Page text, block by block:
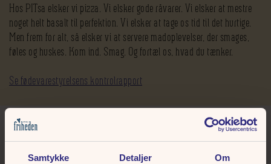
Samtykke Detaljer Om
Hos PITsa elsker vi pizza. Vi elsker gode råvarer. Vi elsker at mestre
noget helt basalt til perfektion. Vi elsker at tage os tid til det hurtige.
Men frem for alt, så elsker vi at servere madoplevelser, der smages,
føles og huskes. Kom ind. Smag. Og fortæl os, hvad du tænker.
Se fødevarestyrelsens kontrolrapport